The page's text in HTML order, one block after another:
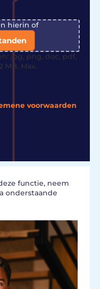
hierin of
jpg, png, doc, pdf,
MB, Max.
voorwaarden
functie, neem
onderstaande